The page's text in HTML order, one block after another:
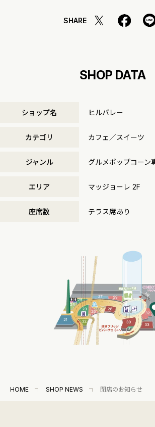
SHARE
SHOP DATA
ショップ名 ヒルバレー
カテゴリ カフェ／スイーツ
ジャンル グルメポップコーン
エリア マッジョーレ 2F
座席数 テラス席あり
HOME SHOP NEWS 閉店のお知らせ